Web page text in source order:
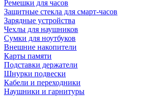
Ремешки для часов
Защитные стекла для смарт-часов
Зарядные устройства
Чехлы для наушников
Сумки для ноутбуков
Внешние накопители
Карты памяти
Подставки держатели
Шнурки подвески
Кабели и переходники
Наушники и гарнитуры